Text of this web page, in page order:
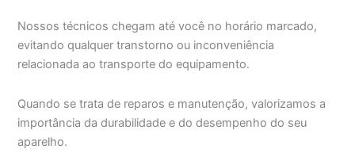
Nossos técnicos chegam até você no horário marcado,
evitando qualquer transtorno ou inconveniência
relacionada ao transporte do equipamento.
Quando se trata de reparos e manutenção, valorizamos a
importância da durabilidade e do desempenho do seu
aparelho.